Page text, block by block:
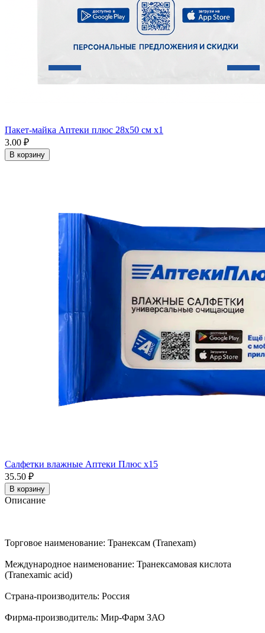
Пакет-майка Аптеки плюс 28х50 см x1
3.00 ₽
В корзину
Салфетки влажные Аптеки Плюс x15
35.50 ₽
В корзину
Описание
Торговое наименование: Транексам (Tranexam)
Международное наименование: Транексамовая кислота
(Tranexamic acid)
Страна-производитель: Россия
Фирма-производитель: Мир-Фарм ЗАО